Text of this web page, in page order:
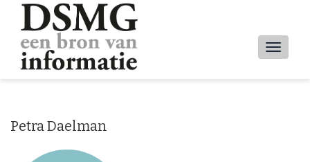
Main
Petra Daelman